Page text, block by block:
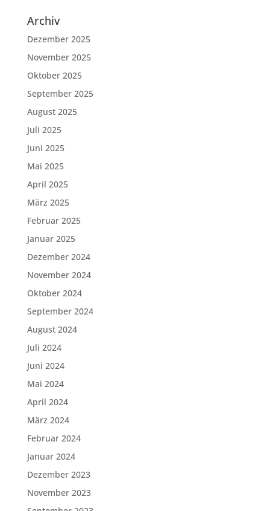
Archiv
Dezember 2025
November 2025
Oktober 2025
September 2025
August 2025
Juli 2025
Juni 2025
Mai 2025
April 2025
März 2025
Februar 2025
Januar 2025
Dezember 2024
November 2024
Oktober 2024
September 2024
August 2024
Juli 2024
Juni 2024
Mai 2024
April 2024
März 2024
Februar 2024
Januar 2024
Dezember 2023
November 2023